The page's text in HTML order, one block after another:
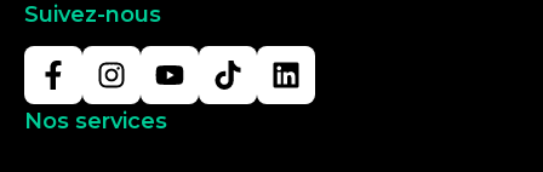
Suivez-nous
Nos services